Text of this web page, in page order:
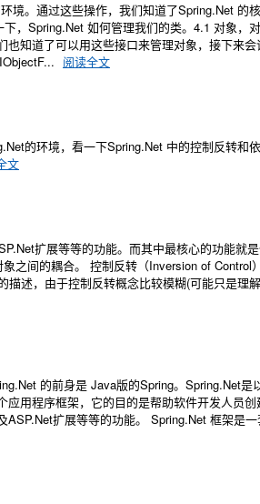
境。通过这些操作，我们知道了Spring.Net 的
，Spring.Net 如何管理我们的类。4.1 对象，
知道了可以用这些接口来管理对象，接下来
阅读全文
的环境，看一下Spring.Net 中的控制反转和
文
扩展等等的功能。而其中最核心的功能就
之间的耦合。 控制反转（Inversion of Control
描述，由于控制反转概念比较模糊(可能只是理
的前身是 Java版的Spring。Spring.Net是
用程序框架，它的目的是帮助软件开发人员创
扩展等等的功能。 Spring.Net 框架是